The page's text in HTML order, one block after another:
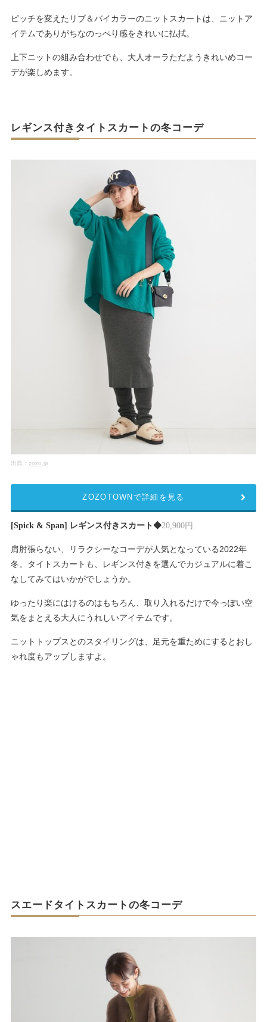
ピッチを変えたリブ＆バイカラーのニットスカートは、ニットア
イテムでありがちなのっぺり感をきれいに払拭。
上下ニットの組み合わせでも、大人オーラただようきれいめコー
デが楽しめます。
レギンス付きタイトスカートの冬コーデ
出典： zozo.jp
[Spick & Span] レギンス付きスカート◆20,900円
肩肘張らない、リラクシーなコーデが人気となっている2022年
冬。タイトスカートも、レギンス付きを選んでカジュアルに着こ
なしてみてはいかがでしょうか。
ゆったり楽にはけるのはもちろん、取り入れるだけで今っぽい空
気をまとえる大人にうれしいアイテムです。
ニットトップスとのスタイリングは、足元を重ためにするとおし
ゃれ度もアップしますよ。
ZOZOTOWNで詳細を見る
スエードタイトスカートの冬コーデ